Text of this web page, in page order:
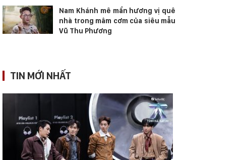
Nam Khánh mê mẩn hương vị quê
nhà trong mâm cơm của siêu mẫu
Vũ Thu Phương
TIN MỚI NHẤT